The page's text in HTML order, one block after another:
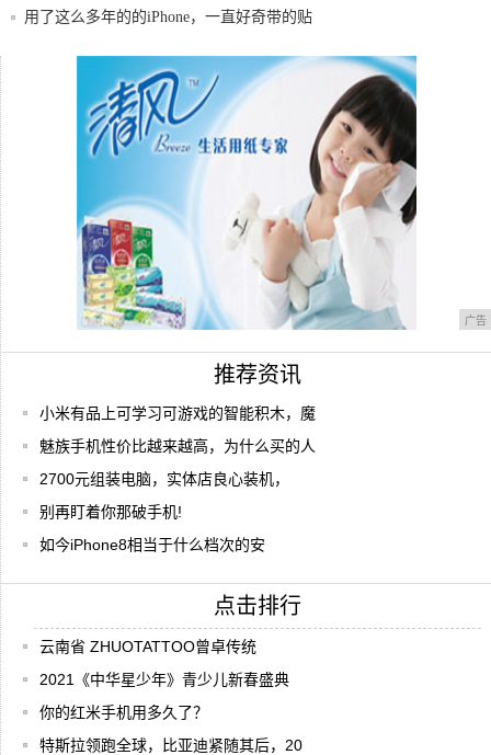
用了这么多年的的iPhone，一直好奇带的贴
武汉新冠状病毒疫情过后，有哪些商机和机
广告
推荐资讯
小米有品上可学习可游戏的智能积木，魔
魅族手机性价比越来越高，为什么买的人
2700元组装电脑，实体店良心装机，
别再盯着你那破手机!
如今iPhone8相当于什么档次的安
点击排行
云南省 ZHUOTATTOO曾卓传统
2021《中华星少年》青少儿新春盛典
你的红米手机用多久了？
特斯拉领跑全球，比亚迪紧随其后，20